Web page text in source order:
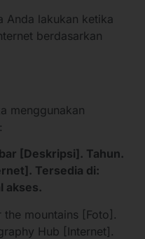
Anda lakukan ketika
berdasarkan
menggunakan
[Deskripsi]. Tahun.
Tersedia di:
akses.
mountains [Foto].
Hub [Internet].